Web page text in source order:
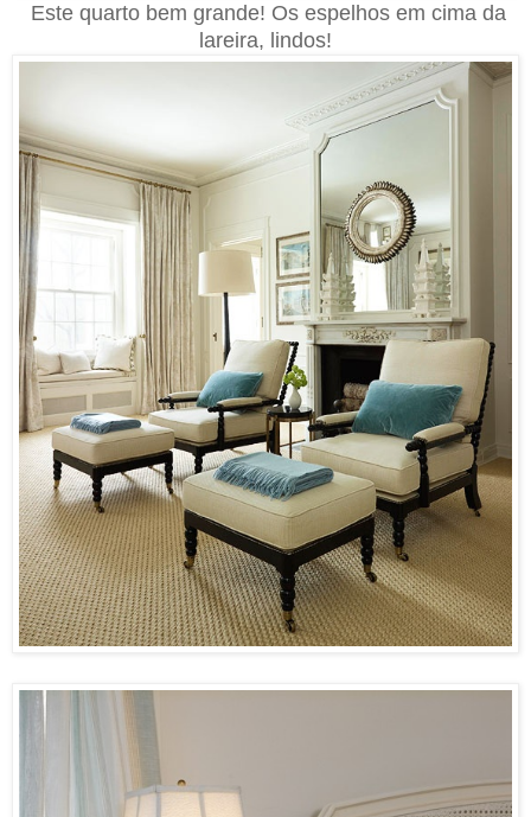
Este quarto bem grande! Os espelhos em cima da
lareira, lindos!